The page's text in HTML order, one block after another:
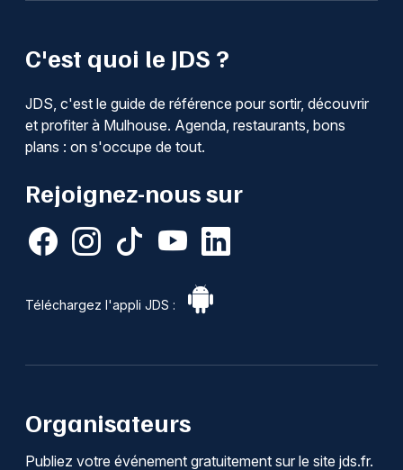
C'est quoi le JDS ?
JDS, c'est le guide de référence pour sortir, découvrir
et profiter à Mulhouse. Agenda, restaurants, bons
plans : on s'occupe de tout.
Rejoignez-nous sur
Téléchargez l'appli JDS :
Organisateurs
Publiez votre événement gratuitement sur le site jds.fr.